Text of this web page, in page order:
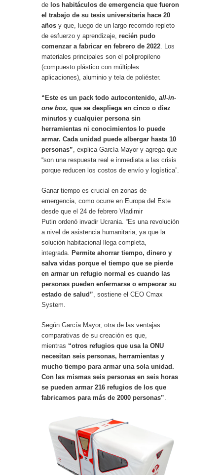
de los habitáculos de emergencia que fueron
el trabajo de su tesis universitaria hace 20
años y que, luego de un largo recorrido repleto
de esfuerzo y aprendizaje, recién pudo
comenzar a fabricar en febrero de 2022 . Los
materiales principales son el polipropileno
(compuesto plástico con múltiples
aplicaciones), aluminio y tela de poliéster.
“Este es un pack todo autocontenido, all-in-
one box, que se despliega en cinco o diez
minutos y cualquier persona sin
herramientas ni conocimientos lo puede
armar. Cada unidad puede albergar hasta 10
personas” , explica García Mayor y agrega que
“son una respuesta real e inmediata a las crisis
porque reducen los costos de envío y logística”.
Ganar tiempo es crucial en zonas de
emergencia, como ocurre en Europa del Este
desde que el 24 de febrero Vladimir
Putin ordenó invadir Ucrania. “Es una revolución
a nivel de asistencia humanitaria, ya que la
solución habitacional llega completa,
integrada.
Permite ahorrar tiempo, dinero y
salva vidas porque el tiempo que se pierde
en armar un refugio normal es cuando las
personas pueden enfermarse o empeorar su
estado de salud” , sostiene el CEO Cmax
System.
Según García Mayor, otra de las ventajas
comparativas de su creación es que,
mientras “otros refugios que usa la ONU
necesitan seis personas, herramientas y
mucho tiempo para armar una sola unidad.
Con las mismas seis personas en seis horas
se pueden armar 216 refugios de los que
fabricamos para más de 2000 personas”